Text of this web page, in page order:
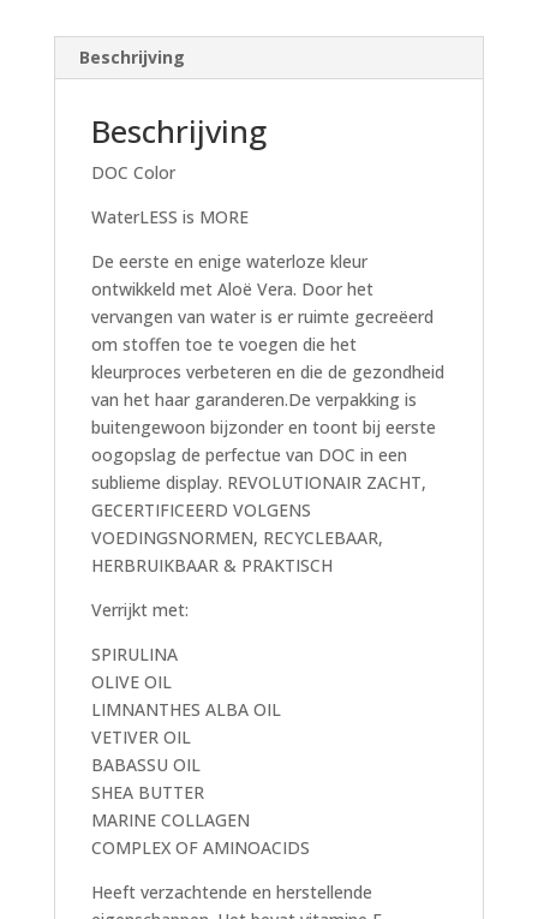
Beschrijving
Beschrijving
DOC Color
WaterLESS is MORE
De eerste en enige waterloze kleur
ontwikkeld met Aloë Vera. Door het
vervangen van water is er ruimte gecreëerd
om stoffen toe te voegen die het
kleurproces verbeteren en die de gezondheid
van het haar garanderen.De verpakking is
buitengewoon bijzonder en toont bij eerste
oogopslag de perfectue van DOC in een
sublieme display. REVOLUTIONAIR ZACHT,
GECERTIFICEERD VOLGENS
VOEDINGSNORMEN, RECYCLEBAAR,
HERBRUIKBAAR & PRAKTISCH
Verrijkt met:
SPIRULINA
OLIVE OIL
LIMNANTHES ALBA OIL
VETIVER OIL
BABASSU OIL
SHEA BUTTER
MARINE COLLAGEN
COMPLEX OF AMINOACIDS
Heeft verzachtende en herstellende